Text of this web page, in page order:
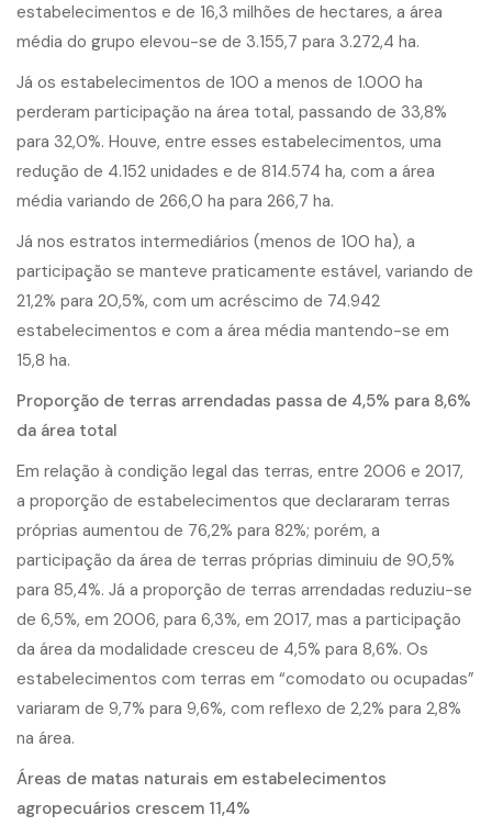
estabelecimentos e de 16,3 milhões de hectares, a área
média do grupo elevou-se de 3.155,7 para 3.272,4 ha.
Já os estabelecimentos de 100 a menos de 1.000 ha
perderam participação na área total, passando de 33,8%
para 32,0%. Houve, entre esses estabelecimentos, uma
redução de 4.152 unidades e de 814.574 ha, com a área
média variando de 266,0 ha para 266,7 ha.
Já nos estratos intermediários (menos de 100 ha), a
participação se manteve praticamente estável, variando de
21,2% para 20,5%, com um acréscimo de 74.942
estabelecimentos e com a área média mantendo-se em
15,8 ha.
Proporção de terras arrendadas passa de 4,5% para 8,6%
da área total
Em relação à condição legal das terras, entre 2006 e 2017,
a proporção de estabelecimentos que declararam terras
próprias aumentou de 76,2% para 82%; porém, a
participação da área de terras próprias diminuiu de 90,5%
para 85,4%. Já a proporção de terras arrendadas reduziu-se
de 6,5%, em 2006, para 6,3%, em 2017, mas a participação
da área da modalidade cresceu de 4,5% para 8,6%. Os
estabelecimentos com terras em “comodato ou ocupadas”
variaram de 9,7% para 9,6%, com reflexo de 2,2% para 2,8%
na área.
Áreas de matas naturais em estabelecimentos
agropecuários crescem 11,4%